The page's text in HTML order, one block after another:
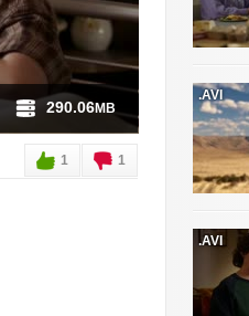
290.06MB
1 1
.AVI
.AVI